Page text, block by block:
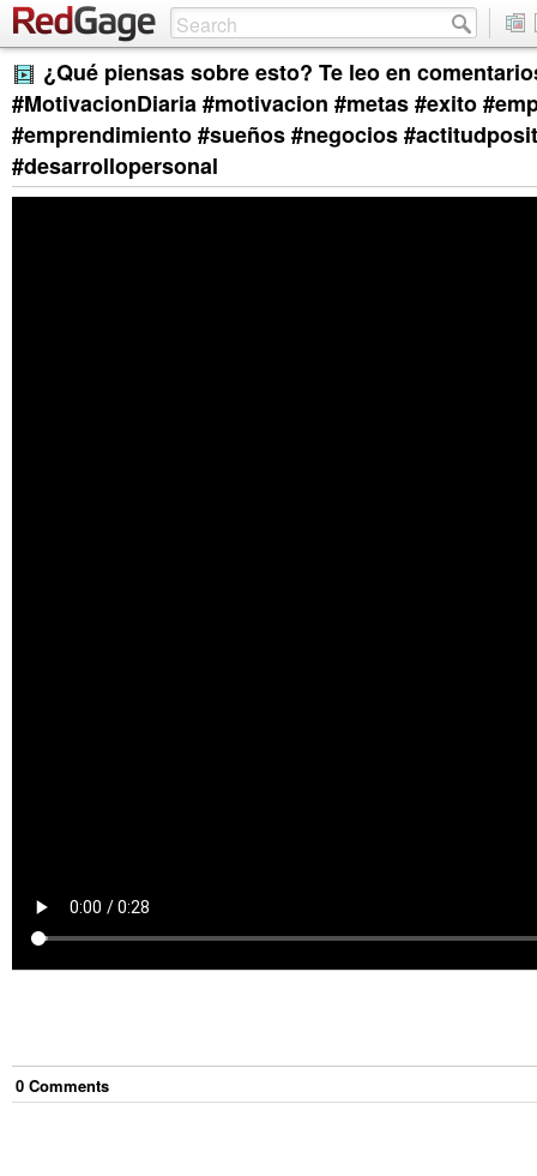
¿Qué piensas sobre esto? Te leo en
#MotivacionDiaria #motivacion #metas #exito
#emprendimiento #sueños #negocios
#desarrollopersonal
0 Comments